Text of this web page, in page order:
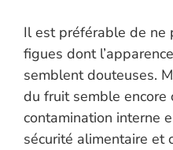
Il est préférable de ne
figues dont
semblent douteuses.
du fruit semble encore
contamination interne
sécurité alimentaire et